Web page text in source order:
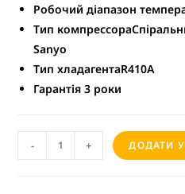
Робочий діапазон
Тип
Sanyo
Тип хладагентаR410A
Гарантія 3 роки
- + ДОДАТИ